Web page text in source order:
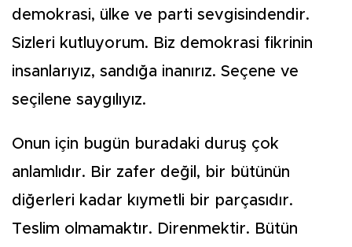
demokrasi, ülke ve parti sevgisindendir.
Sizleri kutluyorum. Biz demokrasi fikrinin
insanlarıyız, sandığa inanırız. Seçene ve
seçilene saygılıyız.
Onun için bugün buradaki duruş çok
anlamlıdır. Bir zafer değil, bir bütünün
diğerleri kadar kıymetli bir parçasıdır.
Teslim olmamaktır. Direnmektir. Bütün